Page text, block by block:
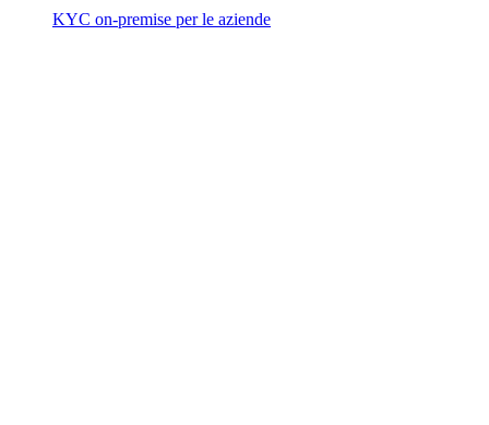
KYC on-premise per le aziende